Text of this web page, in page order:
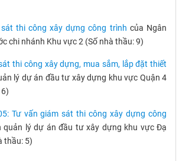
thi công xây dựng công trình của Ngân
chi nhánh Khu vực 2 (Số nhà thầu: 9)
thi công xây dựng, mua sắm, lắp đặt thiết
lý dự án đầu tư xây dựng khu vực Quận 4
Tư vấn giám sát thi công xây dựng công
quản lý dự án đầu tư xây dựng khu vực Đạ
thầu: 5)